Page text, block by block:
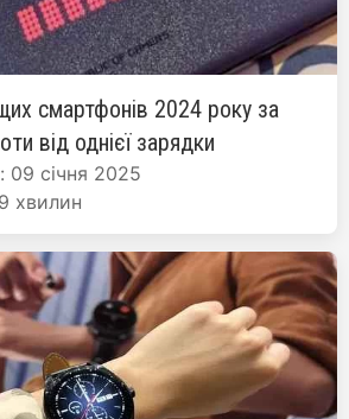
смартфонів 2024 року за
від однієї зарядки
09 січня 2025
хвилин